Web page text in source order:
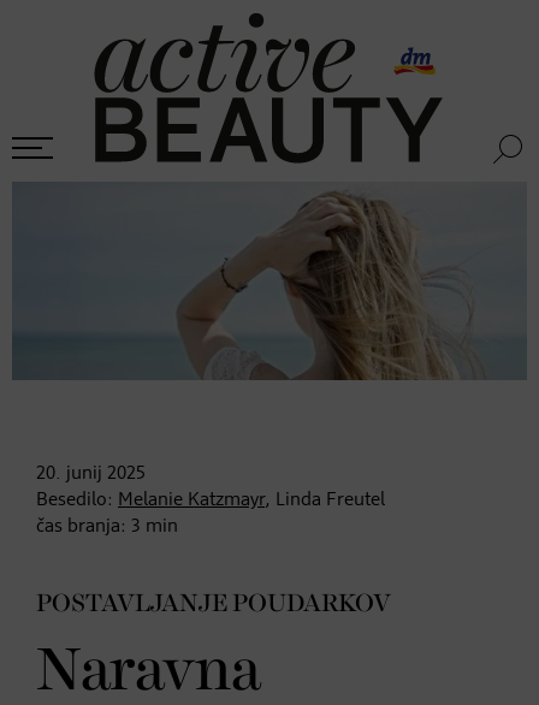
20. junij 2025
Besedilo: Melanie Katzmayr, Linda Freutel
čas branja: 3 min
POSTAVLJANJE POUDARKOV
Naravna